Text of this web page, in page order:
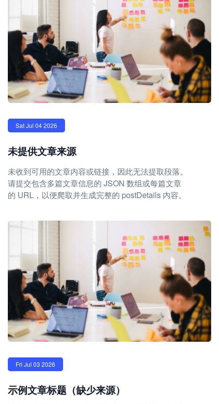
Sat Jul 04 2026
未提供文章来源
未收到可用的文章内容或链接，因此无法提取段落。
请提交包含多篇文章信息的 JSON 数组或每篇文章
的 URL，以便爬取并生成完整的 postDetails 内容。
Fri Jul 03 2026
示例文章标题（缺少来源）